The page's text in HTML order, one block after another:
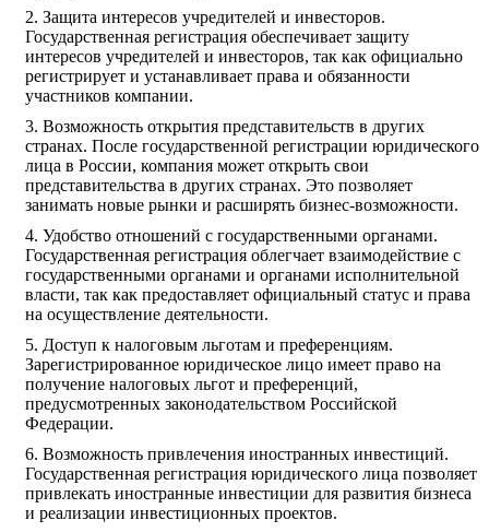
Защита интересов учредителей и инвесторов.
Государственная регистрация обеспечивает защиту
интересов учредителей и инвесторов, так как официально
регистрирует и устанавливает права и обязанности
участников компании.
Возможность открытия представительств в других
странах. После государственной регистрации юридического
лица в России, компания может открыть свои
представительства в других странах. Это позволяет
занимать новые рынки и расширять бизнес-возможности.
Удобство отношений с государственными органами.
Государственная регистрация облегчает взаимодействие с
государственными органами и органами исполнительной
власти, так как предоставляет официальный статус и права
на осуществление деятельности.
Доступ к налоговым льготам и преференциям.
Зарегистрированное юридическое лицо имеет право на
получение налоговых льгот и преференций,
предусмотренных законодательством Российской
Федерации.
Возможность привлечения иностранных инвестиций.
Государственная регистрация юридического лица позволяет
привлекать иностранные инвестиции для развития бизнеса
и реализации инвестиционных проектов.